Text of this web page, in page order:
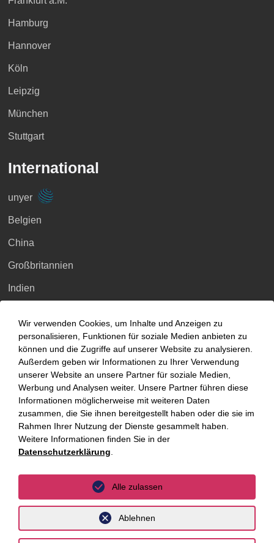
Hamburg
Hannover
Köln
Leipzig
München
Stuttgart
International
unyer
Belgien
China
Großbritannien
Indien
Malaysia
Singapur
Thailand
Ukraine
Vietnam
Datenschutz Impressum
Wir verwenden Cookies, um Inhalte und Anzeigen zu
personalisieren, Funktionen für soziale Medien anbieten zu
können und die Zugriffe auf unserer Website zu analysieren.
Außerdem geben wir Informationen zu Ihrer Verwendung
unserer Website an unsere Partner für soziale Medien,
Werbung und Analysen weiter. Unsere Partner führen diese
Informationen möglicherweise mit weiteren Daten
zusammen, die Sie ihnen bereitgestellt haben oder die sie im
Rahmen Ihrer Nutzung der Dienste gesammelt haben.
Weitere Informationen finden Sie in der
Datenschutzerklärung
Ablehnen
Alle zulassen